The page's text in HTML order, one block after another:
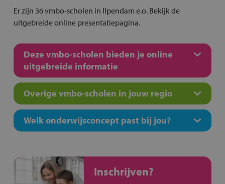
Er zijn 36 vmbo-scholen in Ilpendam e.o. Bekijk de
uitgebreide online presentatiepagina.
Deze vmbo-scholen bieden je online
uitgebreide informatie
Overige vmbo-scholen in jouw regio
Welk onderwijsconcept past bij jou?
Inschrijven?